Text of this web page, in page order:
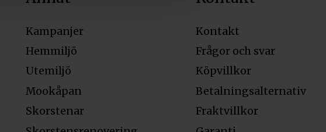
Kampanjer
Hemmiljö
Utemiljö
Mookåpan
Skorstenar
Kontakt
Frågor och svar
Köpvillkor
Betalningsalternativ
Fraktvillkor